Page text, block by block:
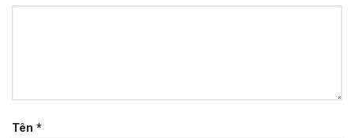
Tên *